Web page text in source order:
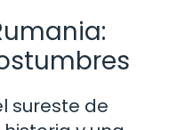
sureste de